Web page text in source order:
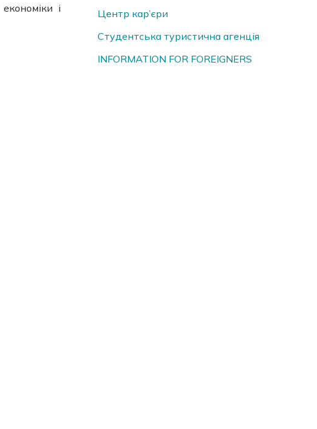
і
Центр кар’єри
Студентська туристична агенція
INFORMATION FOR FOREIGNERS